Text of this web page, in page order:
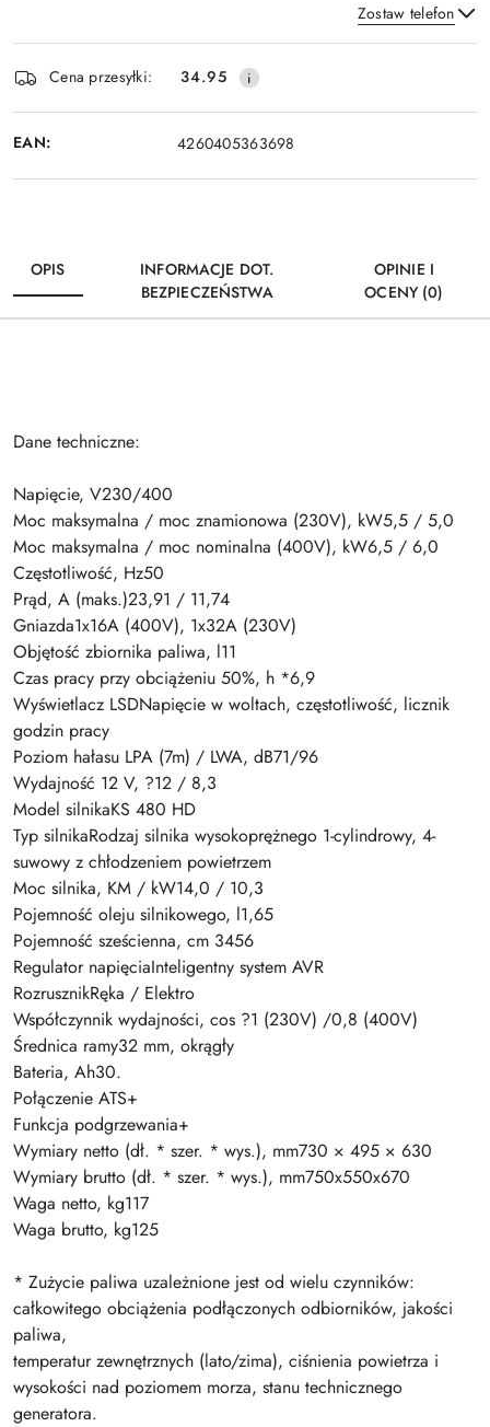
Zostaw telefon
Wyślij
Dostępność
i
dostawa
Cena przesyłki: 34.95
EAN: 4260405363698
OPIS
INFORMACJE DOT.
BEZPIECZEŃSTWA
OPINIE I
OCENY (0)
Dane techniczne:
Napięcie, V230/400
Moc maksymalna / moc znamionowa (230V), kW5,5 / 5,0
Moc maksymalna / moc nominalna (400V), kW6,5 / 6,0
Częstotliwość, Hz50
Prąd, A (maks.)23,91 / 11,74
Gniazda1x16A (400V), 1x32A (230V)
Objętość zbiornika paliwa, l11
Czas pracy przy obciążeniu 50%, h *6,9
Wyświetlacz LSDNapięcie w woltach, częstotliwość, licznik
godzin pracy
Poziom hałasu LPA (7m) / LWA, dB71/96
Wydajność 12 V, ?12 / 8,3
Model silnikaKS 480 HD
Typ silnikaRodzaj silnika wysokoprężnego 1-cylindrowy, 4-
suwowy z chłodzeniem powietrzem
Moc silnika, KM / kW14,0 / 10,3
Pojemność oleju silnikowego, l1,65
Pojemność sześcienna, cm 3456
Regulator napięciaInteligentny system AVR
RozrusznikRęka / Elektro
Współczynnik wydajności, cos ?1 (230V) /0,8 (400V)
Średnica ramy32 mm, okrągły
Bateria, Ah30.
Połączenie ATS+
Funkcja podgrzewania+
Wymiary netto (dł. * szer. * wys.), mm730 × 495 × 630
Wymiary brutto (dł. * szer. * wys.), mm750x550x670
Waga netto, kg117
Waga brutto, kg125
* Zużycie paliwa uzależnione jest od wielu czynników:
całkowitego obciążenia podłączonych odbiorników, jakości
paliwa,
temperatur zewnętrznych (lato/zima), ciśnienia powietrza i
wysokości nad poziomem morza, stanu technicznego
generatora.